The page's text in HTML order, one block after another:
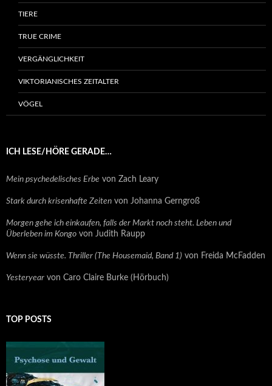
TIERE
TRUE CRIME
VERGÄNGLICHKEIT
VIKTORIANISCHES ZEITALTER
VÖGEL
ICH LESE/HÖRE GERADE…
Mein psychedelisches Erbe von Zach Leary
Stark durch krisenhafte Zeiten von Johanna Gerngroß
Morgen gehe ich einkaufen, falls der Markt noch steht. Leben und
Überleben im Kongo von Judith Raupp
Wenn sie wüsste. Thriller (The Housemaid, Band 1) von Freida McFadden
Yesteryear von Caro Claire Burke (Hörbuch)
TOP POSTS